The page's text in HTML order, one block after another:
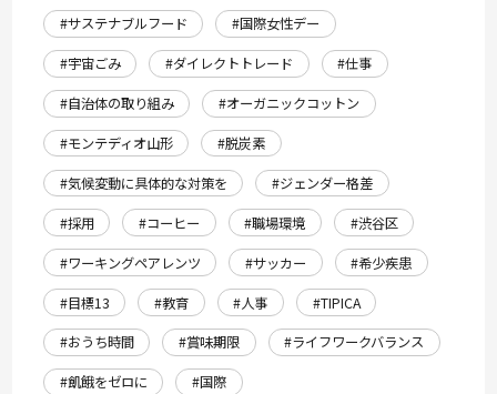
#サステナブルフード
#国際女性デー
#宇宙ごみ
#ダイレクトトレード
#仕事
#自治体の取り組み
#オーガニックコットン
#モンテディオ山形
#脱炭素
#気候変動に具体的な対策を
#ジェンダー格差
#採用
#コーヒー #職場環境
#渋谷区
#ワーキングペアレンツ
#サッカー
#希少疾患
#目標13
#教育 #人事
#TIPICA
#おうち時間
#賞味期限
#ライフワークバランス
#飢餓をゼロに
#国際